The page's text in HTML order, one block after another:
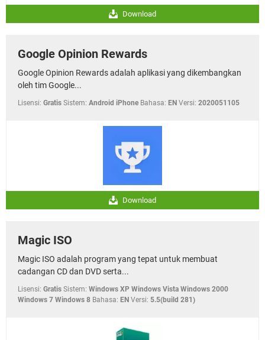
Download
Google Opinion Rewards
Google Opinion Rewards adalah aplikasi yang dikembangkan
oleh tim Google...
Lisensi: Gratis Sistem: Android iPhone Bahasa: EN Versi: 2020051105
Download
Magic ISO
Magic ISO adalah program yang tepat untuk membuat
cadangan CD dan DVD serta...
Lisensi: Gratis Sistem: Windows XP Windows Vista Windows 2000
Windows 7 Windows 8 Bahasa: EN Versi: 5.5(build 281)